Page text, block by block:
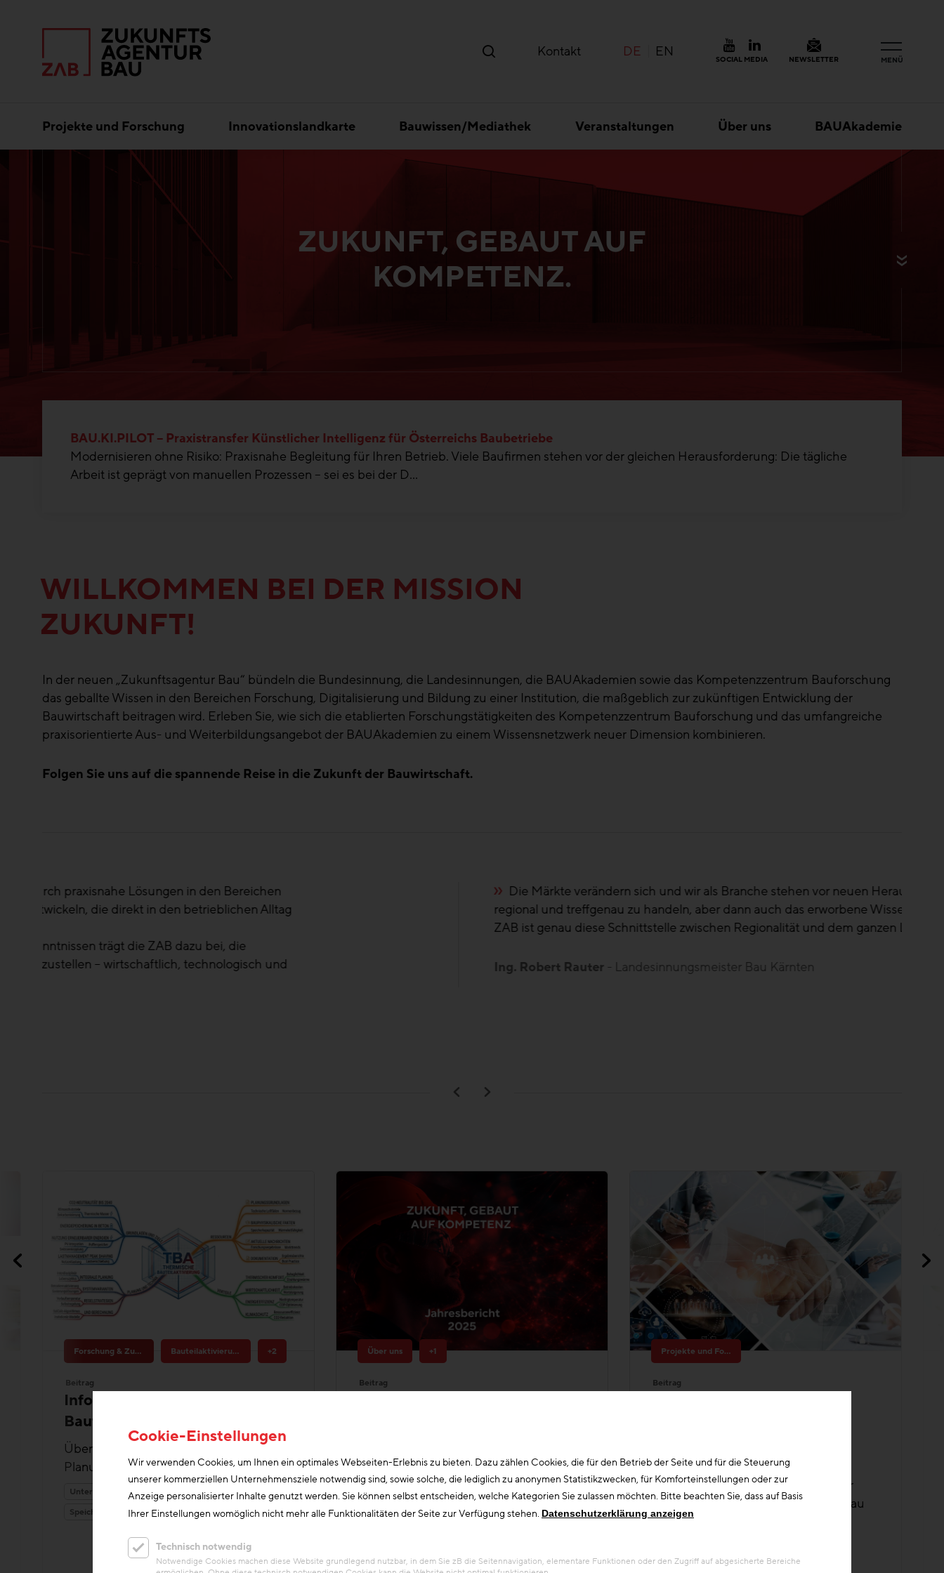
MENÜ
Kontakt DE EN SOCIAL MEDIA NEWSLETTER
Projekte und Forschung Innovationslandkarte Bauwissen/Mediathek Veranstaltungen Über uns BAUAkademie
ZUKUNFT, GEBAUT AUF
KOMPETENZ.
BAU.KI.PILOT – Praxistransfer Künstlicher Intelligenz für Österreichs Baubetriebe
Modernisieren ohne Risiko: Praxisnahe Begleitung für Ihren Betrieb. Viele Baufirmen stehen vor der gleichen Herausforderung: Die tägliche
Arbeit ist geprägt von manuellen Prozessen – sei es bei der D...
WILLKOMMEN BEI DER MISSION
ZUKUNFT!
In der neuen „Zukunftsagentur Bau“ bündeln die Bundesinnung, die Landesinnungen, die BAUAkademien sowie das Kompetenzzentrum Bauforschung
das geballte Wissen in den Bereichen Forschung, Digitalisierung und Bildung zu einer Institution, die maßgeblich zur zukünftigen Entwicklung der
Bauwirtschaft beitragen wird. Erleben Sie, wie sich die etablierten Forschungstätigkeiten des Kompetenzzentrum Bauforschung und das umfangreiche
praxisorientierte Aus- und Weiterbildungsangebot der BAUAkademien zu einem Wissensnetzwerk neuer Dimension kombinieren.
Folgen Sie uns auf die spannende Reise in die Zukunft der Bauwirtschaft.
Die Märkte verändern sich und wir als Branche stehen vor neuen Herausforderungen. Gerade dann ist es wichtig,
regional und treffgenau zu handeln, aber dann auch das erworbene Wissen zu zentralisieren und Lehren zu ziehen. Die
ZAB ist genau diese Schnittstelle zwischen Regionalität und dem ganzen Land.
Ing. Robert Rauter - Landesinnungsmeister Bau Kärnten
Bauteilaktivierung +2
Informationsportal Thermische
Bauteilaktivierung
Überblick über Projektentwicklung,
Planungsgrundsätze und Best Practices
Unterlagen/Downloads
Speichermasse
Über uns
Jahresbericht 2025
Die Zukunftsagentur Bau treibt
Projekte und Forschung
Beitrag
Forschungsreihe der
Bundesinnung Bau
Unterstützung der Bundesinnung Bau
umgesetzt
Cookie-Einstellungen
Wir verwenden Cookies, um Ihnen ein optimales Webseiten-Erlebnis zu bieten. Dazu zählen Cookies, die für den Betrieb der Seite und für die Steuerung
unserer kommerziellen Unternehmensziele notwendig sind, sowie solche, die lediglich zu anonymen Statistikzwecken, für Komforteinstellungen oder zur
Anzeige personalisierter Inhalte genutzt werden. Sie können selbst entscheiden, welche Kategorien Sie zulassen möchten. Bitte beachten Sie, dass auf Basis
Ihrer Einstellungen womöglich nicht mehr alle Funktionalitäten der Seite zur Verfügung stehen. Datenschutzerklärung anzeigen
Technisch notwendig
Notwendige Cookies machen diese Website grundlegend nutzbar, in dem Sie zB die Seitennavigation, elementare Funktionen oder den Zugriff auf abgesicherte Bereiche